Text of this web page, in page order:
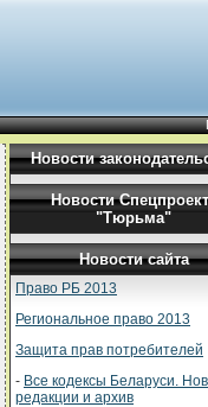
Новости
Новости
"Тюрьма"
Новости сайта
Право РБ 2013
Региональное право 2013
Защита прав потребителей
- Все кодексы Беларуси.
редакции и архив